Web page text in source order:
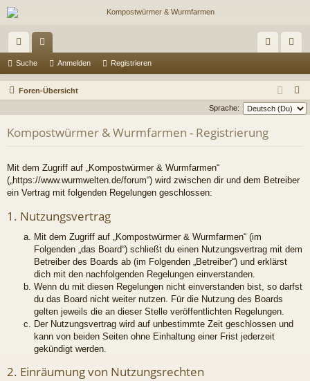
ch
ne
riff
en m
el
n
ist
rie
n
Suche Anmelden Registrieren
Foren-Übersicht
u
Sprache:
Kompostwürmer & Wurmfarmen - Registrierung
Mit dem Zugriff auf „Kompostwürmer & Wurmfarmen“
(„https://www.wurmwelten.de/forum“) wird zwischen dir und dem Betreiber
ein Vertrag mit folgenden Regelungen geschlossen:
1. Nutzungsvertrag
Mit dem Zugriff auf „Kompostwürmer & Wurmfarmen“ (im
Folgenden „das Board“) schließt du einen Nutzungsvertrag mit dem
Betreiber des Boards ab (im Folgenden „Betreiber“) und erklärst
dich mit den nachfolgenden Regelungen einverstanden.
Wenn du mit diesen Regelungen nicht einverstanden bist, so darfst
du das Board nicht weiter nutzen. Für die Nutzung des Boards
gelten jeweils die an dieser Stelle veröffentlichten Regelungen.
Der Nutzungsvertrag wird auf unbestimmte Zeit geschlossen und
kann von beiden Seiten ohne Einhaltung einer Frist jederzeit
gekündigt werden.
2. Einräumung von Nutzungsrechten